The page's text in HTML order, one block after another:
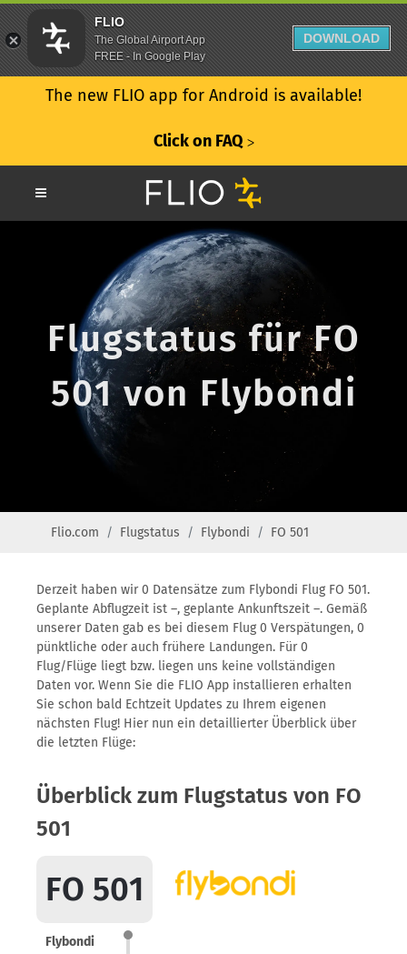
The new FLIO app for Android is available!
Click on FAQ ᐳ
Flugstatus für FO
501 von Flybondi
Flio.com Flugstatus Flybondi FO 501
Derzeit haben wir 0 Datensätze zum Flybondi Flug FO 501.
Geplante Abflugzeit ist –, geplante Ankunftszeit –. Gemäß
unserer Daten gab es bei diesem Flug 0 Verspätungen, 0
pünktliche oder auch frühere Landungen. Für 0
Flug/Flüge liegt bzw. liegen uns keine vollständigen
Daten vor. Wenn Sie die FLIO App installieren erhalten
Sie schon bald Echtzeit Updates zu Ihrem eigenen
nächsten Flug! Hier nun ein detaillierter Überblick über
die letzten Flüge:
Überblick zum Flugstatus von FO
501
FO 501
Flybondi
FLIO
The Global Airport App
FREE - In Google Play
DOWNLOAD